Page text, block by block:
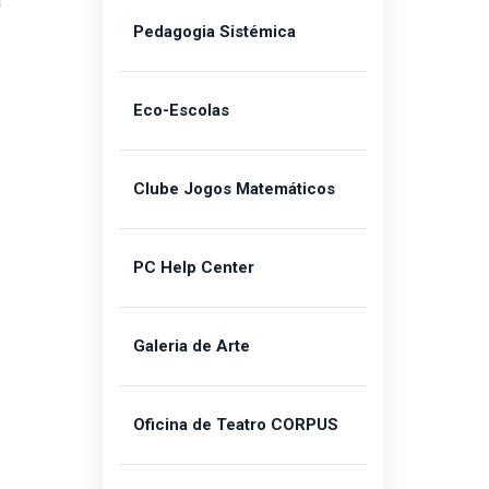
Pedagogia Sistémica
Eco-Escolas
Clube Jogos Matemáticos
PC Help Center
Galeria de Arte
Oficina de Teatro CORPUS